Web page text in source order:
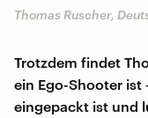
Thomas Ruscher,
Trotzdem findet
ein Ego-Shooter ist
eingepackt ist und